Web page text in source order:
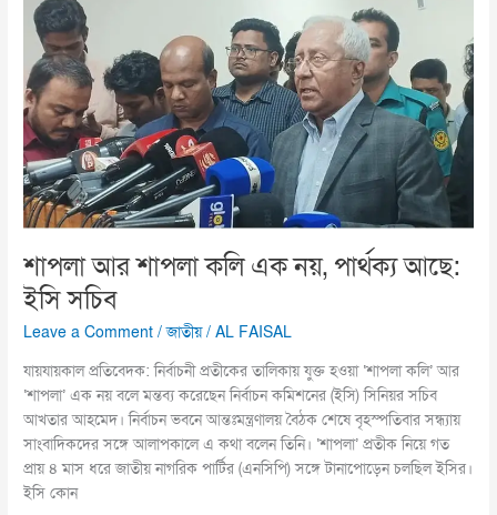
শাপলা আর শাপলা কলি এক নয়, পার্থক্য আছে:
ইসি সচিব
Leave a Comment /জাতীয়/AL FAISAL
যায়যায়কাল প্রতিবেদক: নির্বাচনী প্রতীকের তালিকায় যুক্ত হওয়া ‘শাপলা কলি’ আর
‘শাপলা’ এক নয় বলে মন্তব্য করেছেন নির্বাচন কমিশনের (ইসি) সিনিয়র সচিব
আখতার আহমেদ। নির্বাচন ভবনে আন্তঃমন্ত্রণালয় বৈঠক শেষে বৃহস্পতিবার সন্ধ্যায়
সাংবাদিকদের সঙ্গে আলাপকালে এ কথা বলেন তিনি। ‘শাপলা’ প্রতীক নিয়ে গত
প্রায় ৪ মাস ধরে জাতীয় নাগরিক পার্টির (এনসিপি) সঙ্গে টানাপোড়েন চলছিল ইসির।
ইসি কোন
শাপলা
কলি
এক
নয়,
পার্থক্য
আছে:
ইসি
সচিব